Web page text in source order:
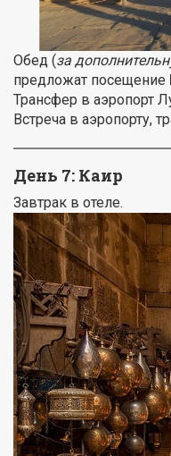
Обед (за
предложат посещение
Трансфер в аэропорт
Встреча в аэропорту,
День 7: Каир
Завтрак в отеле.